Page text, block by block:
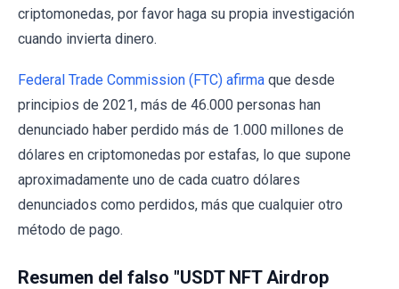
criptomonedas, por favor haga su propia investigación
cuando invierta dinero.
Federal Trade Commission (FTC) afirma que desde
principios de 2021, más de 46.000 personas han
denunciado haber perdido más de 1.000 millones de
dólares en criptomonedas por estafas, lo que supone
aproximadamente uno de cada cuatro dólares
denunciados como perdidos, más que cualquier otro
método de pago.
Resumen del falso "USDT NFT Airdrop